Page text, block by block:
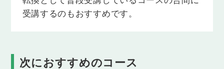
受講するのもおすすめです。
次におすすめのコース